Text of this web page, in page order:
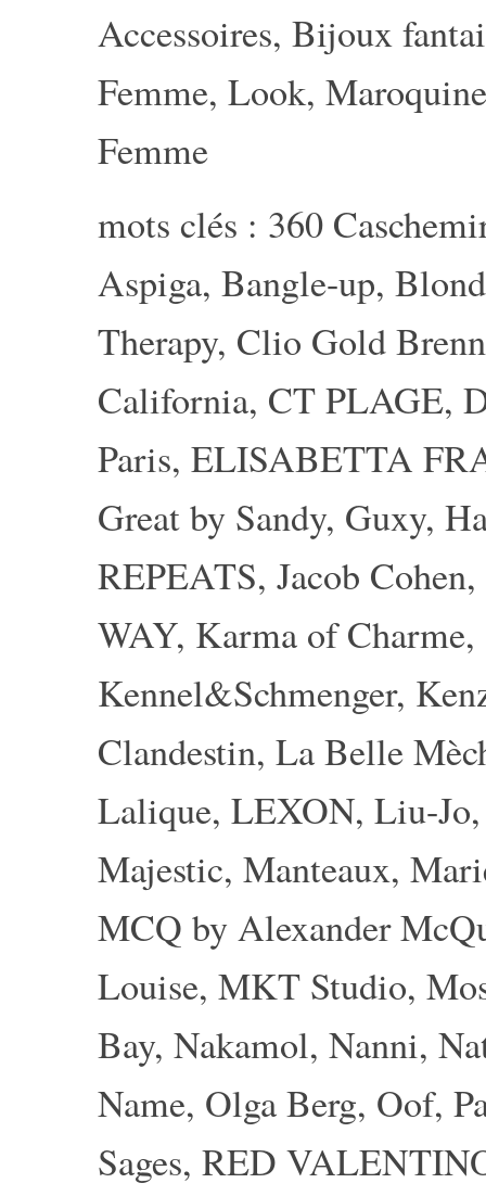
Accessoires, Bijoux
Femme, Look,
Femme
mots clés : 360
Aspiga, Bangle-up,
Therapy, Clio Gold
California, CT PLAGE,
Paris, ELISABETTA
Great by Sandy, Guxy,
REPEATS, Jacob Cohen,
WAY, Karma of Charme,
Kennel&Schmenger,
Clandestin, La Belle
Lalique, LEXON, Liu-Jo
Majestic, Manteaux,
MCQ by Alexander
Louise, MKT Studio,
Bay, Nakamol, Nanni,
Name, Olga Berg, Oof,
Sages, RED